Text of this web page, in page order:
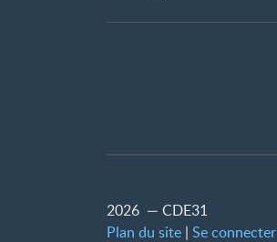
2026 — CDE31
Plan du site | Se connecter